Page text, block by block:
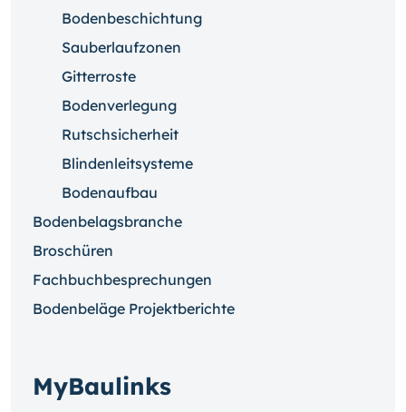
Bodenbeschichtung
Sauberlaufzonen
Gitterroste
Bodenverlegung
Rutschsicherheit
Blindenleitsysteme
Bodenaufbau
Bodenbelagsbranche
Broschüren
Fachbuchbesprechungen
Bodenbeläge Projektberichte
MyBaulinks